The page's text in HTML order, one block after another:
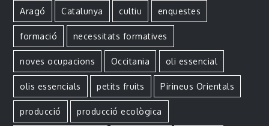
Aragó Catalunya cultiu enquestes
formació necessitats formatives
noves ocupacions Occitania oli essencial
olis essencials petits fruits Pirineus Orientals
producció producció ecològica